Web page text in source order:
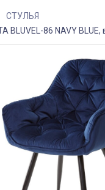
СТУЛЬЯ
BLUVEL-86 NAVY